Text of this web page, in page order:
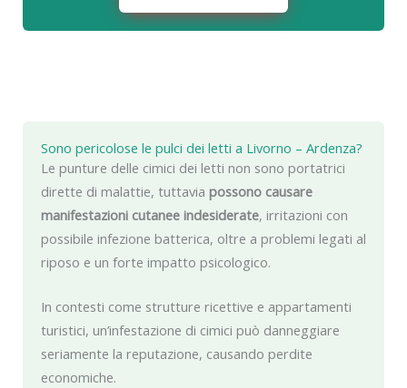
Sono pericolose le pulci dei letti a Livorno – Ardenza?
Le punture delle cimici dei letti non sono portatrici
dirette di malattie, tuttavia possono causare
manifestazioni cutanee indesiderate, irritazioni con
possibile infezione batterica, oltre a problemi legati al
riposo e un forte impatto psicologico.
In contesti come strutture ricettive e appartamenti
turistici, un’infestazione di cimici può danneggiare
seriamente la reputazione, causando perdite
economiche.